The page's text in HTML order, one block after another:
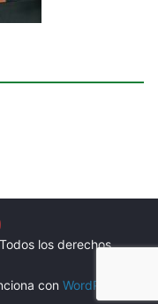
los derechos
con WordPress